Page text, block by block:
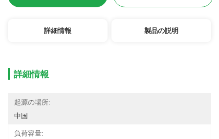
詳細情報 製品の説明
詳細情報
起源の場所:
中国
負荷容量: